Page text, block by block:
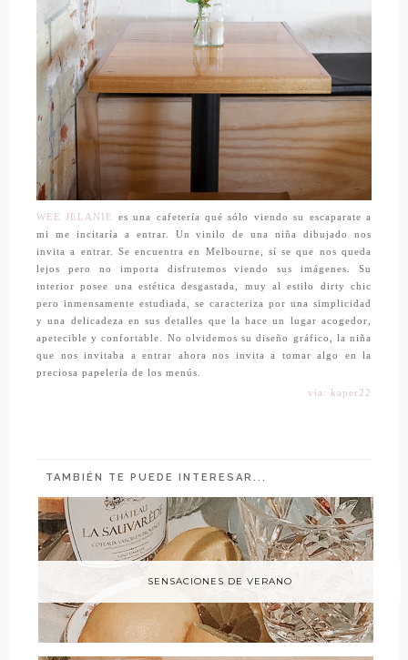
WEE JELANIE
es una cafetería qué sólo viendo su escaparate a
mi me incitaría a entrar. Un vinilo de una niña dibujado nos
invita a entrar. Se encuentra en Melbourne, sí se que nos queda
lejos pero no importa disfrutemos viendo sus imágenes. Su
interior posee una estética desgastada, muy al estilo dirty chic
pero inmensamente estudiada, se caracteriza por una simplicidad
y una delicadeza en sus detalles que la hace un lugar acogedor,
apetecible y confortable. No olvidemos su diseño gráfico, la niña
que nos invitaba a entrar ahora nos invita a tomar algo en la
preciosa papelería de los menús.
vía: kaper22
TAMBIÉN TE PUEDE INTERESAR...
SENSACIONES DE VERANO